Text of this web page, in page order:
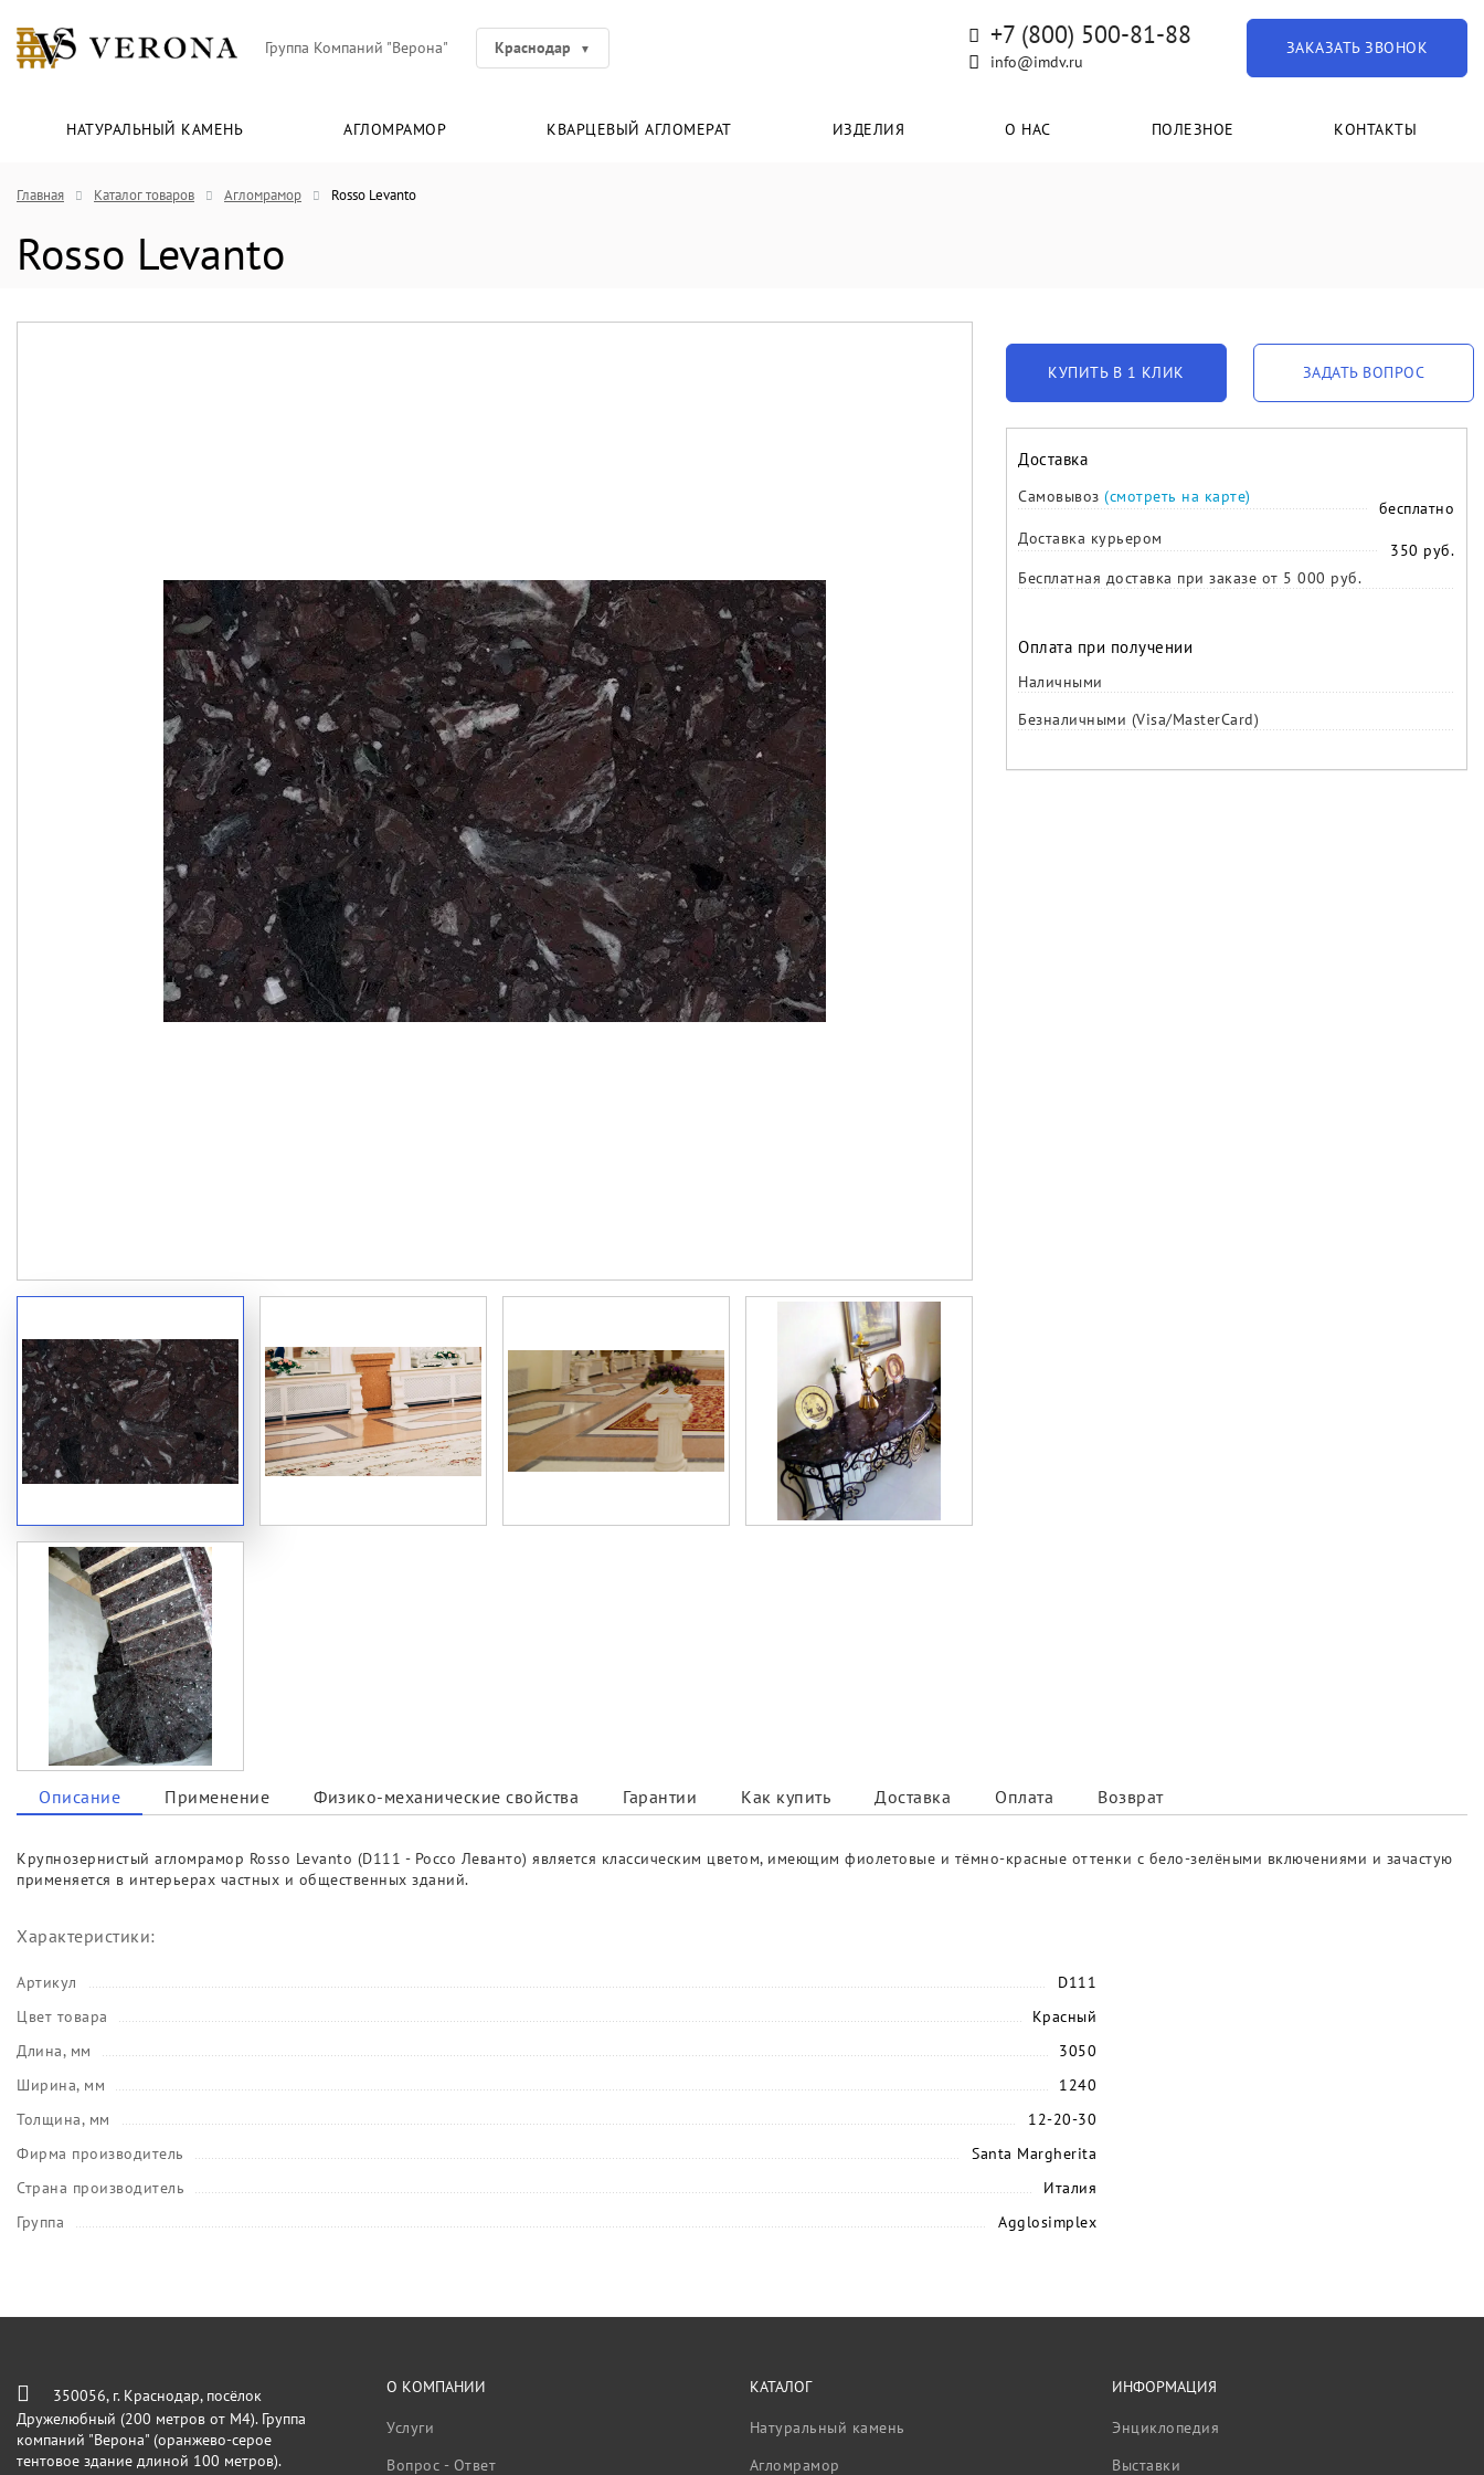
Группа Компаний "Верона" Краснодар +7 (800) 500-81-88
info@imdv.ru
ЗАКАЗАТЬ ЗВОНОК
НАТУРАЛЬНЫЙ КАМЕНЬ АГЛОМРАМОР КВАРЦЕВЫЙ АГЛОМЕРАТ ИЗДЕЛИЯ О НАС ПОЛЕЗНОЕ КОНТАКТЫ
Главная Каталог товаров Агломрамор Rosso Levanto
Rosso Levanto
КУПИТЬ В 1 КЛИК ЗАДАТЬ ВОПРОС
Доставка
Самовывоз (смотреть на карте)
бесплатно
Доставка курьером
350 руб.
Бесплатная доставка при заказе от 5 000 руб.
Оплата при получении
Наличными
Безналичными (Visa/MasterCard)
Описание Применение Физико-механические свойства Гарантии Как купить Доставка Оплата Возврат
Крупнозернистый агломрамор Rosso Levanto (D111 - Россо Леванто) является классическим цветом, имеющим фиолетовые и тёмно-красные оттенки с бело-зелёными включениями и зачастую
применяется в интерьерах частных и общественных зданий.
Характеристики:
Артикул
D111
Цвет товара
Красный
Длина, мм
3050
Ширина, мм
1240
Толщина, мм
12-20-30
Фирма производитель
Santa Margherita
Страна производитель
Италия
Группа
Agglosimplex
350056, г. Краснодар, посёлок
Дружелюбный (200 метров от М4). Группа
компаний "Верона" (оранжево-серое
тентовое здание длиной 100 метров).
О КОМПАНИИ
Услуги
Вопрос - Ответ
КАТАЛОГ
Натуральный камень
Агломрамор
ИНФОРМАЦИЯ
Энциклопедия
Выставки